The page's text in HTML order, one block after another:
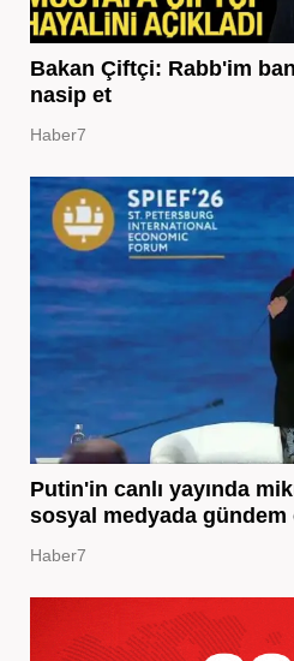
Bakan Çiftçi: Rabb'im
nasip et
Haber7
Putin'in canlı yayında
sosyal medyada gündem
Haber7